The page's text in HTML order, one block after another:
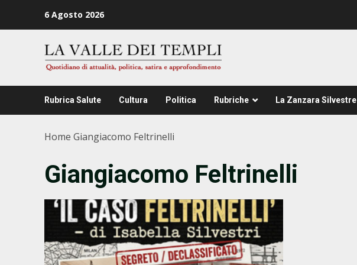
6 Agosto 2026
Rubrica Salute Cultura Politica Rubriche La Zanzara Silvestre
Home Giangiacomo Feltrinelli
Giangiacomo Feltrinelli